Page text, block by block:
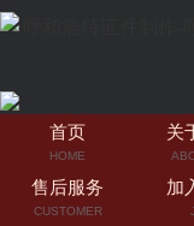
首页
HOME
关
售后服务
CUSTOMER
加